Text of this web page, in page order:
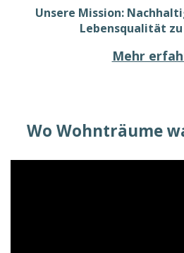
Unsere Mission:
Lebensqualität
Mehr
Wo Wohnträume